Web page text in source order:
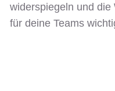
widerspiegeln und
für deine Teams